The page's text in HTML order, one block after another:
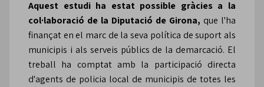
Aquest estudi ha estat possible gràcies a la
col·laboració de la Diputació de Girona, que l'ha
finançat en el marc de la seva política de suport als
municipis i als serveis públics de la demarcació. El
treball ha comptat amb la participació directa
d'agents de policia local de municipis de totes les